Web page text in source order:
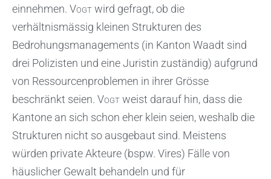
einnehmen. Vogtwird gefragt, ob die
verhältnismässig kleinen Strukturen des
Bedrohungsmanagements (in Kanton Waadt sind
drei Polizisten und eine Juristin zuständig) aufgrund
von Ressourcenproblemen in ihrer Grösse
beschränkt seien. Vogtweist darauf hin, dass die
Kantone an sich schon eher klein seien, weshalb die
Strukturen nicht so ausgebaut sind. Meistens
würden private Akteure (bspw. Vires) Fälle von
häuslicher Gewalt behandeln und für